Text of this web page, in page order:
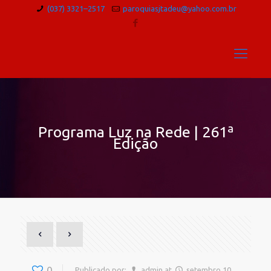
(037) 3321–2517 paroquiasjtadeu@yahoo.com.br
Programa Luz na Rede | 261ª
Edição